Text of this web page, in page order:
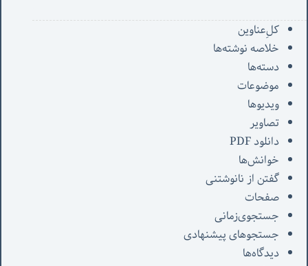
کل‌ِعناوین
خلاصه نوشته‌ها
دسته‌ها
موضوعات
ویدیوها
تصاویر
دانلود PDF
خوانش‌ها
گفتن از نانوشتنی
صفحات
جستجوی‌زمانی
جستجوهای پیشنهادی
دیدگاه‌ها